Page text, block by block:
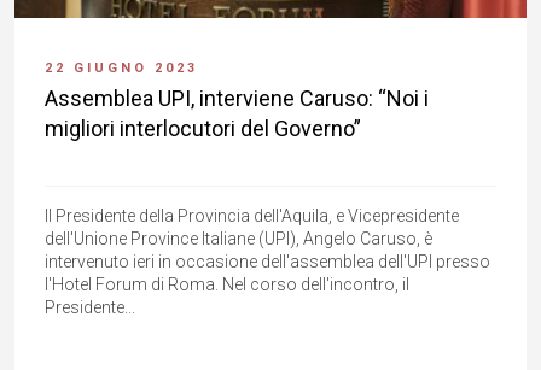
22 GIUGNO 2023
Assemblea UPI, interviene Caruso: “Noi i
migliori interlocutori del Governo”
Il Presidente della Provincia dell'Aquila, e Vicepresidente
dell'Unione Province Italiane (UPI), Angelo Caruso, è
intervenuto ieri in occasione dell'assemblea dell'UPI presso
l'Hotel Forum di Roma. Nel corso dell'incontro, il
Presidente...